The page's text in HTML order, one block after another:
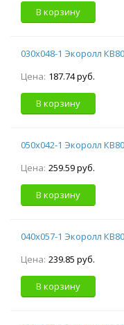
В корзину
030х048-1 Экоролл
Цена: 187.74 руб.
В корзину
050х042-1 Экоролл
Цена: 259.59 руб.
В корзину
040х057-1 Экоролл
Цена: 239.85 руб.
В корзину